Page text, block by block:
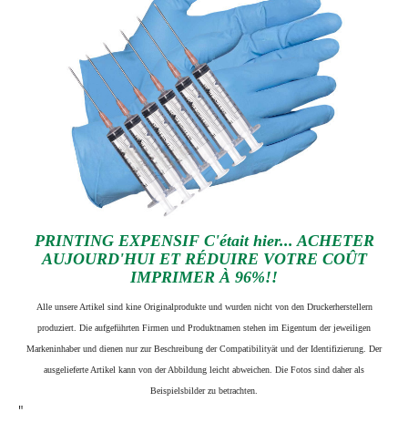
PRINTING EXPENSIF C'était hier... ACHETER
AUJOURD'HUI ET RÉDUIRE VOTRE COÛT
IMPRIMER À 96%!!
Alle unsere Artikel sind kine Originalprodukte und wurden nicht von den Druckerherstellern
produziert. Die aufgeführten Firmen und Produktnamen stehen im Eigentum der jeweiligen
Markeninhaber und dienen nur zur Beschreibung der Compatibilityät und der Identifizierung. Der
ausgelieferte Artikel kann von der Abbildung leicht abweichen. Die Fotos sind daher als
Beispielsbilder zu betrachten.
"